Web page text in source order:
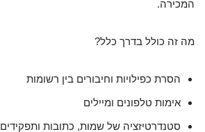
המכירה.
מה זה כולל בדרך כלל?
הסרת כפילויות וחיבורים בין רשומות
אימות טלפונים ומיילים
סטנדרטיזציה של שמות, כתובות ותפקידים